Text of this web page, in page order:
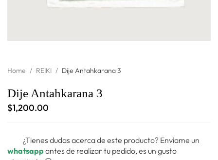
Home / REIKI / Dije Antahkarana 3
Dije Antahkarana 3
$1,200.00
¿Tienes dudas acerca de este producto? Envíame un
whatsapp antes de realizar tu pedido, es un gusto